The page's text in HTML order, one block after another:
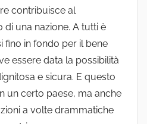
contribuisce al
una nazione. A tutti è
fino in fondo per il bene
essere data la possibilità
e sicura. E questo
un certo paese, ma anche
a volte drammatiche